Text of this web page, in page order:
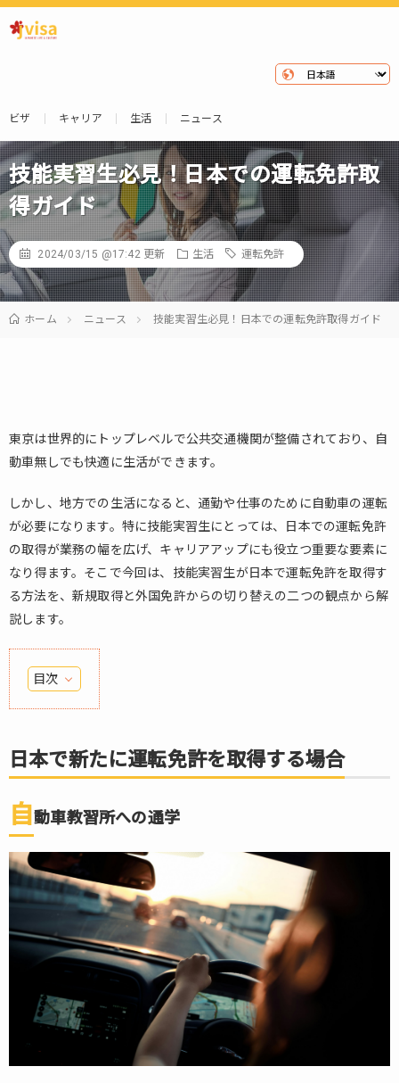
ビザ キャリア 生活 ニュース
技能実習生必見！日本での運転免許取
得ガイド
2024/03/15 @17:42更新 生活 運転免許
ホーム ニュース 技能実習生必見！日本での運転免許取得ガイド
東京は世界的にトップレベルで公共交通機関が整備されており、自
動車無しでも快適に生活ができます。
しかし、地方での生活になると、通勤や仕事のために自動車の運転
が必要になります。特に技能実習生にとっては、日本での運転免許
の取得が業務の幅を広げ、キャリアアップにも役立つ重要な要素に
なり得ます。そこで今回は、技能実習生が日本で運転免許を取得す
る方法を、新規取得と外国免許からの切り替えの二つの観点から解
説します。
目次
1.
本
で
に
転
免
許
取
得
る
場
日本で新たに運転免許を取得する場合
自動車教習所への通学